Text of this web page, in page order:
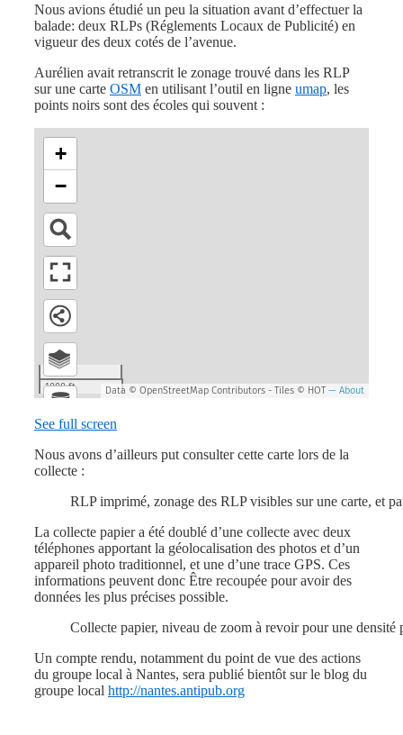
Nous avions étudié un peu la situation avant d’effectuer la
balade: deux RLPs (Réglements Locaux de Publicité) en
vigueur des deux cotés de l’avenue.
Aurélien avait retranscrit le zonage trouvé dans les RLP
sur une carte OSM en utilisant l’outil en ligne umap, les
points noirs sont des écoles qui souvent :
See full screen
Nous avons d’ailleurs put consulter cette carte lors de la
collecte :
RLP imprimé, zonage des RLP visibles sur une carte, et
La collecte papier a été doublé d’une collecte avec deux
téléphones apportant la géolocalisation des photos et d’un
appareil photo traditionnel, et une d’une trace GPS. Ces
informations peuvent donc Être recoupée pour avoir des
données les plus précises possible.
Collecte papier, niveau de zoom à revoir pour une densité
Un compte rendu, notamment du point de vue des actions
du groupe local à Nantes, sera publié bientôt sur le blog du
groupe local http://nantes.antipub.org